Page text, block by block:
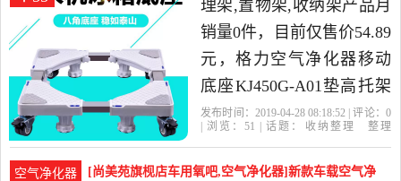
理架,置物架,收纳架产品月
销量0件，目前仅售价54.89
元，格力空气净化器移动
底座KJ450G-A01垫高托架
加高脚架防水隔板架。是
选收纳整理当中性价比很
发布时间：2019-04-28 08:18:52 | 评论： 0
| 浏览： 51 | 话题： 收纳整理
整理
空气净化器
[尚美苑旗枧店车用氧吧,空气净化器]新款车载空气净